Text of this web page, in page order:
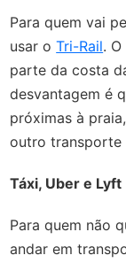
Para quem vai
usar oTri-Rail.
parte da costa
desvantagem é
próximas à
outro transporte
Táxi, Uber e Lyft
Para quem não
andar em